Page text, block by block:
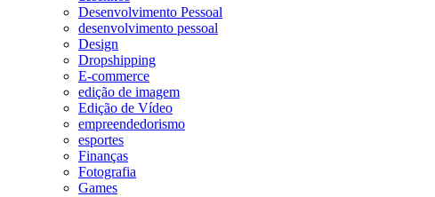
Desenvolvimento Pessoal
desenvolvimento pessoal
Design
Dropshipping
E-commerce
edição de imagem
Edição de Vídeo
empreendedorismo
esportes
Finanças
Fotografia
Games